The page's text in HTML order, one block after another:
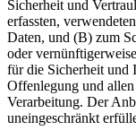
Sicherheit und
erfassten,
Daten, und (B) zum
oder
für die Sicherheit und
Offenlegung und
Verarbeitung. Der
uneingeschränkt